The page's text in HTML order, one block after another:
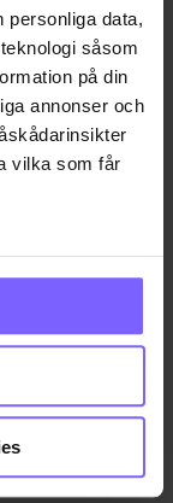
personliga data,
såsom
på din
annonser och
vilka som får
plats
flera meter
skanna den
när som